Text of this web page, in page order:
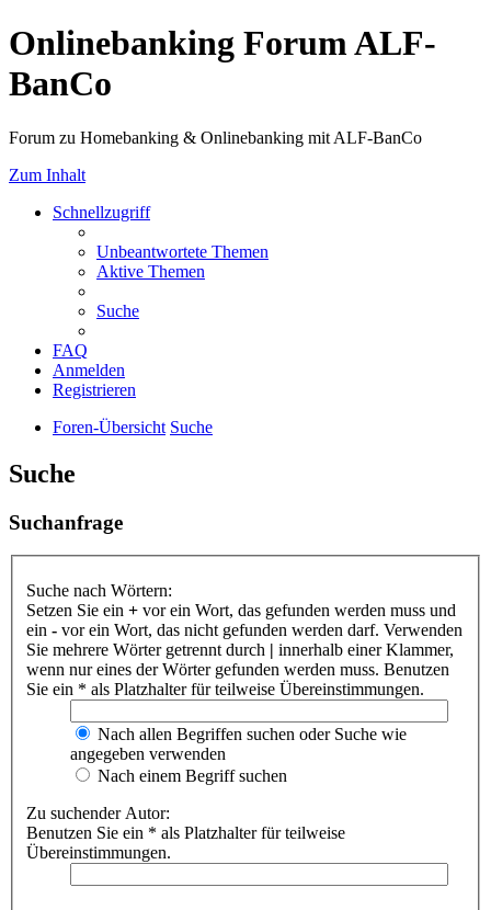
Onlinebanking Forum ALF-
BanCo
Forum zu Homebanking & Onlinebanking mit ALF-BanCo
Zum Inhalt
Schnellzugriff
Unbeantwortete Themen
Aktive Themen
Suche
FAQ
Anmelden
Registrieren
Foren-Übersicht Suche
Suche
Suchanfrage
Suche nach Wörtern:
Setzen Sie ein + vor ein Wort, das gefunden werden muss und
ein - vor ein Wort, das nicht gefunden werden darf. Verwenden
Sie mehrere Wörter getrennt durch | innerhalb einer Klammer,
wenn nur eines der Wörter gefunden werden muss. Benutzen
Sie ein * als Platzhalter für teilweise Übereinstimmungen.
Nach allen Begriffen suchen oder Suche wie
angegeben verwenden
Nach einem Begriff suchen
Zu suchender Autor:
Benutzen Sie ein * als Platzhalter für teilweise
Übereinstimmungen.